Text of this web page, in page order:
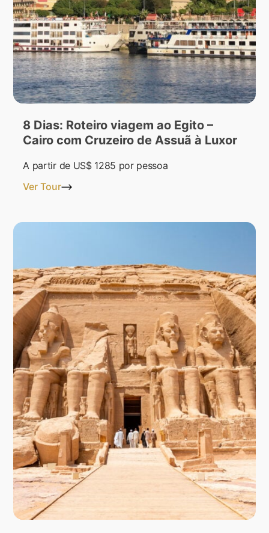
8 Dias: Roteiro viagem ao Egito –
Cairo com Cruzeiro de Assuã à Luxor
A partir de US$ 1285 por pessoa
Ver Tour